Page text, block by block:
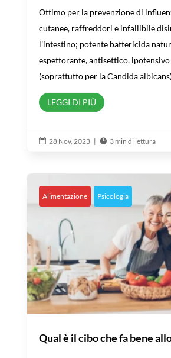
Ottimo per la prevenzione di
cutanee, raffreddori e infallibile
l’intestino; potente battericida
espettorante, antisettico,
(soprattutto per la Candida
LEGGI DI PIÙ
 28 Nov, 2023 |  3 min di lettura
Alimentazione Psicologia
Qual è il cibo che fa bene